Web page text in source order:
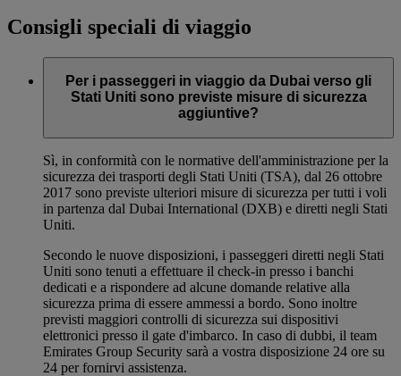
Consigli speciali di viaggio
Per i passeggeri in viaggio da Dubai verso gli
Stati Uniti sono previste misure di sicurezza
aggiuntive?
Sì, in conformità con le normative dell'amministrazione per la
sicurezza dei trasporti degli Stati Uniti (TSA), dal 26 ottobre
2017 sono previste ulteriori misure di sicurezza per tutti i voli
in partenza dal Dubai International (DXB) e diretti negli Stati
Uniti.
Secondo le nuove disposizioni, i passeggeri diretti negli Stati
Uniti sono tenuti a effettuare il check-in presso i banchi
dedicati e a rispondere ad alcune domande relative alla
sicurezza prima di essere ammessi a bordo. Sono inoltre
previsti maggiori controlli di sicurezza sui dispositivi
elettronici presso il gate d'imbarco. In caso di dubbi, il team
Emirates Group Security sarà a vostra disposizione 24 ore su
24 per fornirvi assistenza.